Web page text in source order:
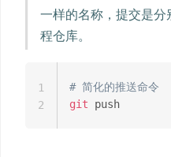
一样的名称，提交是
程仓库。
# 简化的推送命令
git
1
2